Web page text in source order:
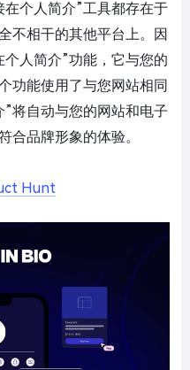
在个人简介”工具都存在于
不相干的其他平台上。因
人简介”功能，它与您的
功能使用了与您网站相同
将自动与您的网站和电子
合品牌形象的体验。
Hunt